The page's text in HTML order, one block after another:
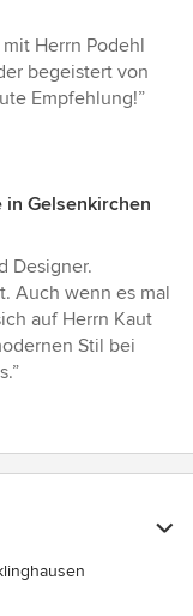
Herrn Podehl
begeistert von
Empfehlung!”
Gelsenkirchen
Designer.
Auch wenn es mal
auf Herrn Kaut
Stil bei